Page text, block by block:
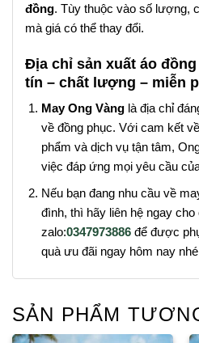
đồng. Tùy thuộc vào số lượng,
mà giá có thể thay đổi.
Địa chỉ sản xuất áo
tín – chất lượng – miễn
May Ong Vànglà địa chỉ
về đồng phục. Với cam kết
phẩm và dịch vụ tận tâm,
việc đáp ứng mọi yêu cầu
Nếu bạn đang nhu cầu về
đình, thì hãy liên hệ ngay cho
zalo:0347973886để được
quà ưu đãi ngay hôm nay
SẢN PHẨM